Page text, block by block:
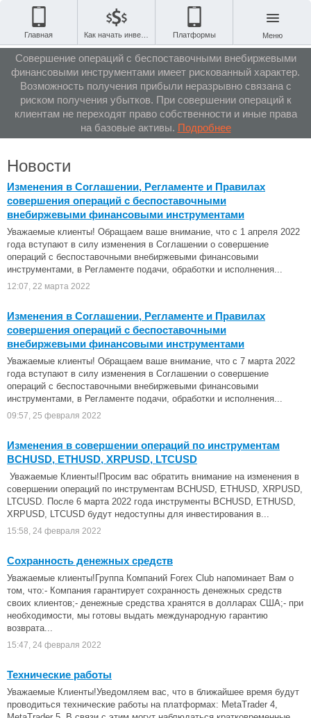
Совершение операций с беспоставочными внебиржевыми
финансовыми инструментами имеет рискованный характер.
Возможность получения прибыли неразрывно связана с
риском получения убытков. При совершении операций к
клиентам не переходят право собственности и иные права
на базовые активы. Подробнее
Главная Платформы Меню
Новости
Изменения в Соглашении, Регламенте и Правилах
совершения операций с беспоставочными
внебиржевыми финансовыми инструментами
Уважаемые клиенты! Обращаем ваше внимание, что с 1 апреля 2022
года вступают в силу изменения в Соглашении о совершение
операций с беспоставочными внебиржевыми финансовыми
инструментами, в Регламенте подачи, обработки и исполнения...
12:07, 22 марта 2022
Изменения в Соглашении, Регламенте и Правилах
совершения операций с беспоставочными
внебиржевыми финансовыми инструментами
Уважаемые клиенты! Обращаем ваше внимание, что с 7 марта 2022
года вступают в силу изменения в Соглашении о совершение
операций с беспоставочными внебиржевыми финансовыми
инструментами, в Регламенте подачи, обработки и исполнения...
09:57, 25 февраля 2022
Изменения в совершении операций по инструментам
BCHUSD, ETHUSD, XRPUSD, LTCUSD
Уважаемые Клиенты!Просим вас обратить внимание на изменения в
совершении операций по инструментам BCHUSD, ETHUSD, XRPUSD,
LTCUSD. После 6 марта 2022 года инструменты BCHUSD, ETHUSD,
XRPUSD, LTCUSD будут недоступны для инвестирования в...
15:58, 24 февраля 2022
Сохранность денежных средств
Уважаемые клиенты!Группа Компаний Forex Club напоминает Вам о
том, что:- Компания гарантирует сохранность денежных средств
своих клиентов;- денежные средства хранятся в долларах США;- при
необходимости, мы готовы выдать международную гарантию
возврата...
15:47, 24 февраля 2022
Технические работы
Уважаемые Клиенты!Уведомляем вас, что в ближайшее время будут
проводиться технические работы на платформах: MetaTrader 4,